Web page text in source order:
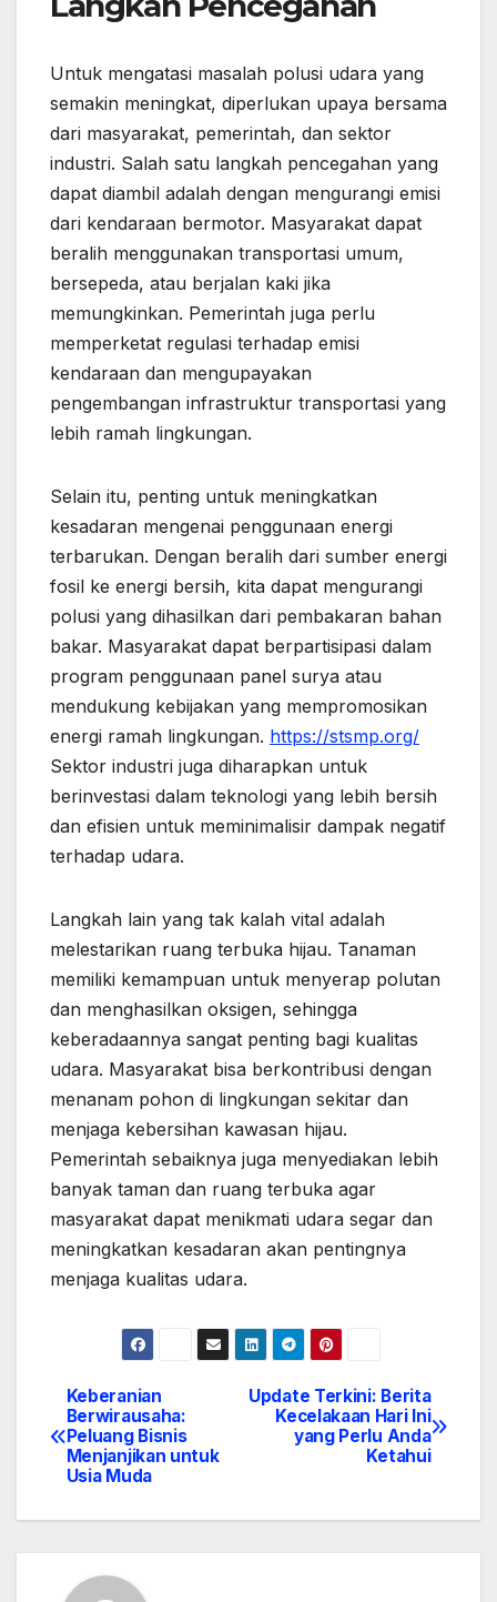
Untuk mengatasi masalah polusi udara yang
semakin meningkat, diperlukan upaya bersama
dari masyarakat, pemerintah, dan sektor
industri. Salah satu langkah pencegahan yang
dapat diambil adalah dengan mengurangi emisi
dari kendaraan bermotor. Masyarakat dapat
beralih menggunakan transportasi umum,
bersepeda, atau berjalan kaki jika
memungkinkan. Pemerintah juga perlu
memperketat regulasi terhadap emisi
kendaraan dan mengupayakan
pengembangan infrastruktur transportasi yang
lebih ramah lingkungan.
Selain itu, penting untuk meningkatkan
kesadaran mengenai penggunaan energi
terbarukan. Dengan beralih dari sumber energi
fosil ke energi bersih, kita dapat mengurangi
polusi yang dihasilkan dari pembakaran bahan
bakar. Masyarakat dapat berpartisipasi dalam
program penggunaan panel surya atau
mendukung kebijakan yang mempromosikan
energi ramah lingkungan. https://stsmp.org/
Sektor industri juga diharapkan untuk
berinvestasi dalam teknologi yang lebih bersih
dan efisien untuk meminimalisir dampak negatif
terhadap udara.
Langkah lain yang tak kalah vital adalah
melestarikan ruang terbuka hijau. Tanaman
memiliki kemampuan untuk menyerap polutan
dan menghasilkan oksigen, sehingga
keberadaannya sangat penting bagi kualitas
udara. Masyarakat bisa berkontribusi dengan
menanam pohon di lingkungan sekitar dan
menjaga kebersihan kawasan hijau.
Pemerintah sebaiknya juga menyediakan lebih
banyak taman dan ruang terbuka agar
masyarakat dapat menikmati udara segar dan
meningkatkan kesadaran akan pentingnya
menjaga kualitas udara.
Post
navigation
Update Terkini: Berita
Kecelakaan Hari Ini
yang Perlu Anda
Ketahui
Keberanian
Berwirausaha:
Peluang Bisnis
Menjanjikan untuk
Usia Muda